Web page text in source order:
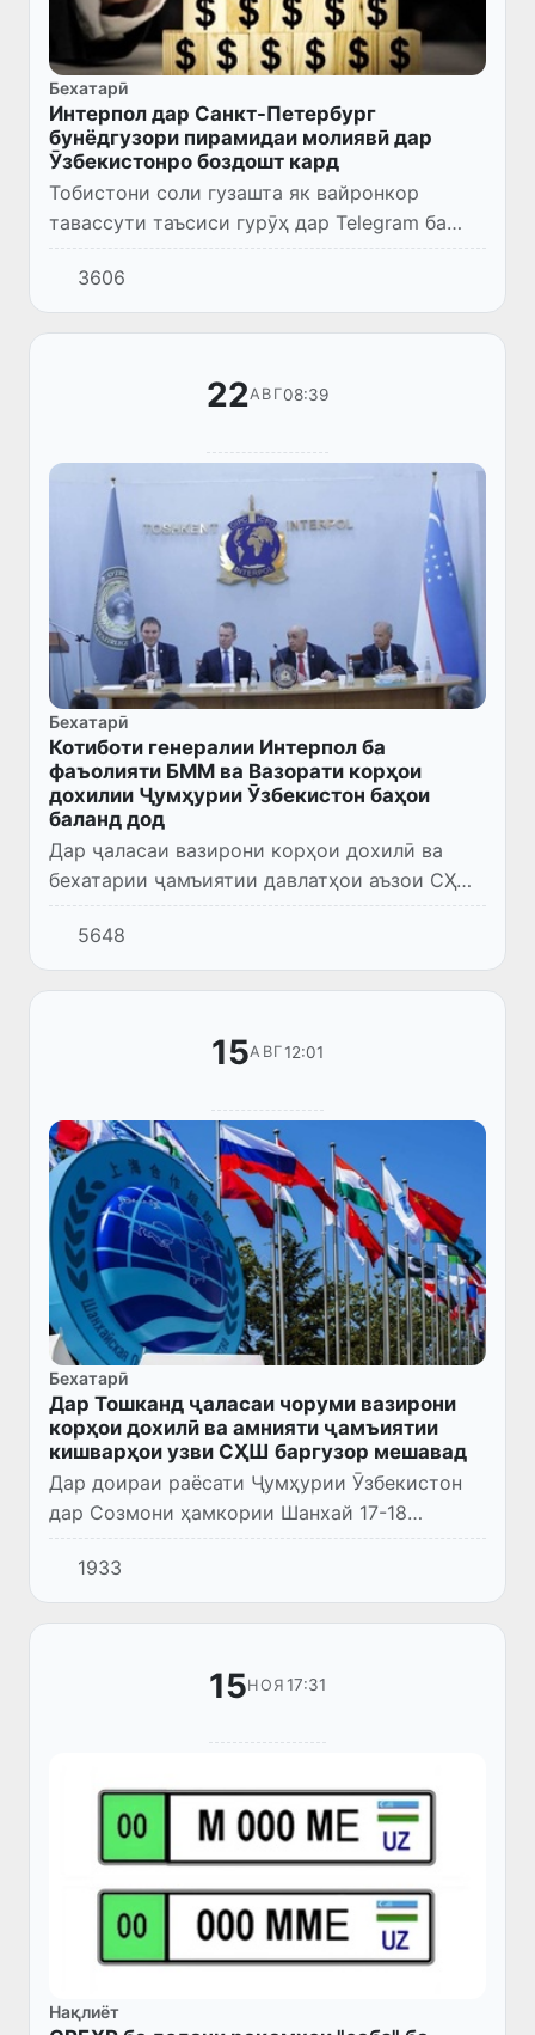
Бехатарӣ
Интерпол дар Санкт-Петербург
бунёдгузори пирамидаи молиявӣ дар
Ӯзбекистонро боздошт кард
Тобистони соли гузашта як вайронкор
тавассути таъсиси гурӯҳ дар Telegram ба
иштирокчиёни он дар бораи имкони ба даст
овардани 100% фоида хабар дод. Барои ин
онҳо бояд ба корти плас...
3606
22АВГ08:39
Бехатарӣ
Котиботи генералии Интерпол ба
фаъолияти БММ ва Вазорати корҳои
дохилии Ҷумҳурии Ӯзбекистон баҳои
баланд дод
Дар ҷаласаи вазирони корҳои дохилӣ ва
бехатарии ҷамъиятии давлатҳои аъзои СҲШ
ҳайати Котиботи генералии Созмони
байналмилалии полиси ҷиноии Интерпол
таҳти роҳбарии директори иҷроия...
5648
15АВГ12:01
Бехатарӣ
Дар Тошканд ҷаласаи чоруми вазирони
корҳои дохилӣ ва амнияти ҷамъиятии
кишварҳои узви СҲШ баргузор мешавад
Дар доираи раёсати Ҷумҳурии Ӯзбекистон
дар Созмони ҳамкории Шанхай 17-18
августи соли равон дар шаҳри Тошканд
баргузор намудани ҷаласаи чоруми
вазирони корҳои дохилӣ ва амнияти ҷам...
1933
15НОЯ 17:31
Нақлиёт